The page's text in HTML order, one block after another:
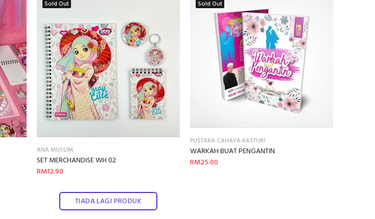
Sold Out
ANA MUSLIM
SET MERCHANDISE WH 02
RM12.90
Sold Out
PUSTAKA CAHAYA KASTURI
WARKAH BUAT PENGANTIN
RM25.00
TIADA LAGI PRODUK